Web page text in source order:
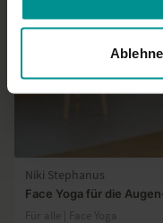
Niki Stephanus
Face Yoga für die
Für alle | Face Yoga